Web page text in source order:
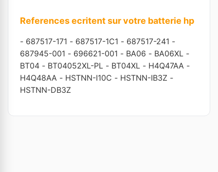
References ecritent sur votre batterie hp
- 687517-171 - 687517-1C1 - 687517-241 -
687945-001 - 696621-001 - BA06 - BA06XL -
BT04 - BT04052XL-PL - BT04XL - H4Q47AA -
H4Q48AA - HSTNN-I10C - HSTNN-IB3Z -
HSTNN-DB3Z